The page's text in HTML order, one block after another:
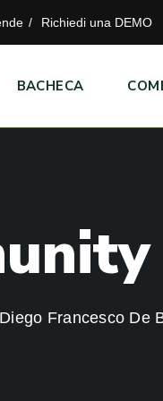
Richiedi una DEMO
BACHECA
unity
Diego Francesco De